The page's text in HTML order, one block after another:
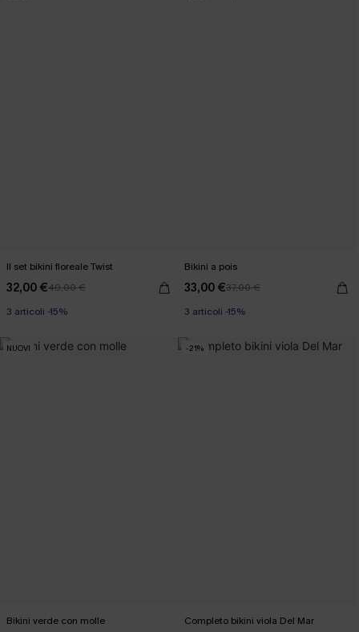
Il set bikini floreale Twist
32,00 €40,00 €
3 articoli -15%
Bikini a pois
33,00 €37,00 €
3 articoli -15%
NUOVI
Bikini verde con molle
-21%
Completo bikini viola Del Mar